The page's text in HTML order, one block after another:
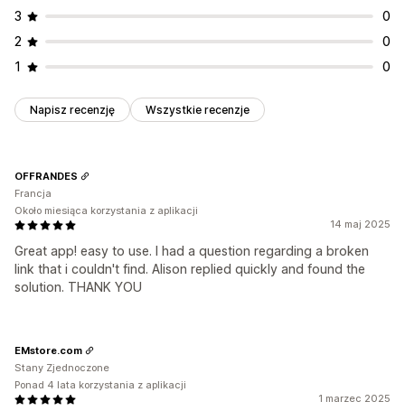
3
0
2
0
1
0
Napisz recenzję Wszystkie recenzje
14 maj 2025
Great app! easy to use. I had a question regarding a broken
link that i couldn't find. Alison replied quickly and found the
solution. THANK YOU
OFFRANDES
Francja
Około miesiąca korzystania z aplikacji
1 marzec 2025
EMstore.com
Stany Zjednoczone
Ponad 4 lata korzystania z aplikacji